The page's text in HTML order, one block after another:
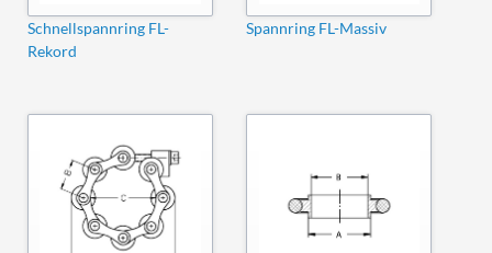
Schnellspannring FL-
Rekord
Spannring FL-Massiv